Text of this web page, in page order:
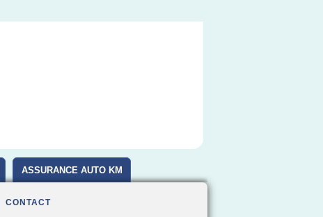
ASSURANCE AUTO KM
CONTACT